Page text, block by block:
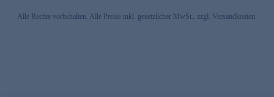
Alle Rechte vorbehalten. Alle Preise inkl. gesetzlicher MwSt., zzgl. Versandkosten.